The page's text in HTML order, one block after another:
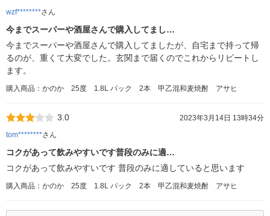
wzf********さん
今までスーパーや酒屋さんで購入してまし…
今までスーパーや酒屋さんで購入してましたが、自宅まで持って帰
るのが、重くて大変でした。玄関まで届くのでこれからリピートし
ます。
購入商品：かのか 25度 1.8L パック 2本 甲乙混和麦焼酎 アサヒ
3.0
2023年3月14日 13時34分
tom********さん
コクがあって飲みやすいです普段のみに適…
コクがあって飲みやすいです 普段のみに適していると思います
購入商品：かのか 25度 1.8L パック 2本 甲乙混和麦焼酎 アサヒ